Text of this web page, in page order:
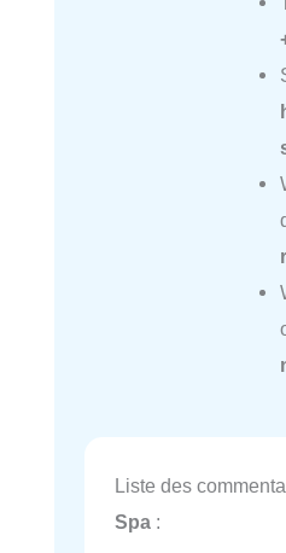
Liste des
Spa :